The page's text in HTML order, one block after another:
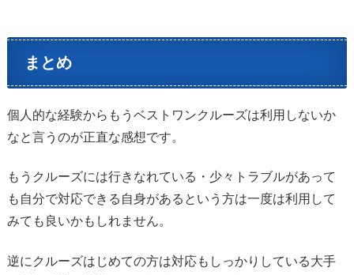
まとめ
個人的な経験からもうベストワンクルーズは利用しないか
なと言うのが正直な感想です。
もうクルーズには行きなれている・少々トラブルがあって
も自分で対応できる自身があるという方は一度は利用して
みても良いかもしれません。
逆にクルーズはじめての方は対応もしっかりしている大手